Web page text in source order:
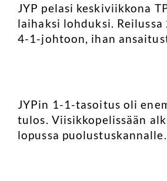
JYP pelasi keskiviikkona
laihaksi lohduksi.
4-1-johtoon, ihan
JYPin 1-1-tasoitus oli
tulos. Viisikkopelissään
lopussa puolustuskannalle.